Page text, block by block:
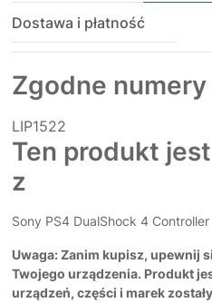
Dostawa i płatność
Zgodne
LIP1522
Ten produkt
z
Sony PS4 DualShock 4 Controller
Uwaga: Zanim kupisz, upewnij
Twojego urządzenia. Produkt
urządzeń, części i marek